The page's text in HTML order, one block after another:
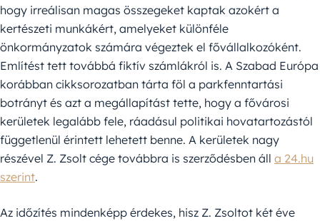
hogy irreálisan magas összegeket kaptak azokért a
kertészeti munkákért, amelyeket különféle
önkormányzatok számára végeztek el fővállalkozóként.
Említést tett továbbá fiktív számlákról is. A Szabad Európa
korábban cikksorozatban tárta föl a parkfenntartási
botrányt és azt a megállapítást tette, hogy a fővárosi
kerületek legalább fele, ráadásul politikai hovatartozástól
függetlenül érintett lehetett benne. A kerületek nagy
részével Z. Zsolt cége továbbra is szerződésben áll a 24.hu
szerint.
Az időzítés mindenképp érdekes, hisz Z. Zsoltot két éve